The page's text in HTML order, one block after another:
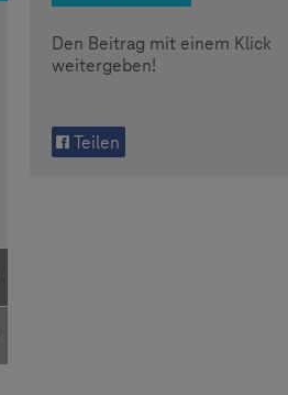
Den Beitrag mit einem Klick
weitergeben!
Teilen